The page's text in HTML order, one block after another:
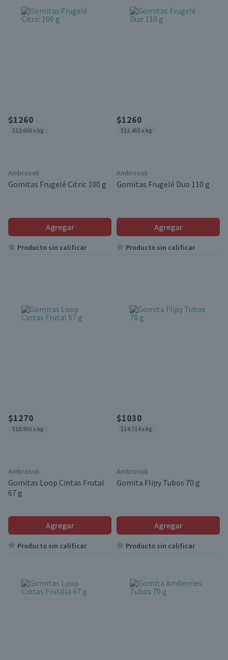
$1260
$12.600 x kg
Ambrosoli
Gomitas Frugelé Citric 100 g
Agregar
Producto sin calificar
$1260
$11.455 x kg
Ambrosoli
Gomitas Frugelé Duo 110 g
Agregar
Producto sin calificar
$1270
$18.955 x kg
Ambrosoli
Gomitas Loop Cintas Frutal
67 g
Agregar
Producto sin calificar
$1030
$14.714 x kg
Ambrosoli
Gomita Flipy Tubos 70 g
Agregar
Producto sin calificar